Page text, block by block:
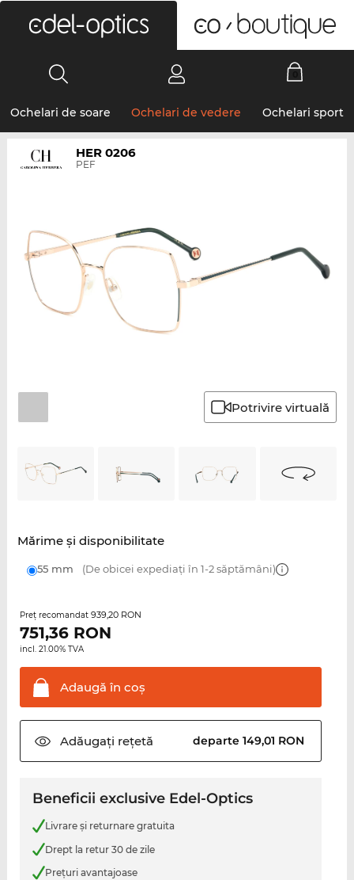
Ochelari de soare Ochelari de vedere Ochelari sport
HER 0206
PEF
Potrivire virtuală
Mărime şi disponibilitate
55 mm (De obicei expediați în 1-2 săptămâni)
Preţ recomandat 939,20 RON
751,36RON
incl. 21.00% TVA
Adaugă în coş
Adăugați rețetă departe 149,01 RON
Beneficii exclusive Edel-Optics
Livrare şi returnare gratuita
Drept la retur 30 de zile
Preţuri avantajoase